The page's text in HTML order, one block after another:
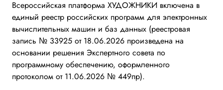
Всероссийская платформа ХУДОЖНИКИ включена в
единый реестр российских программ для электронных
вычислительных машин и баз данных (реестровая
запись № 33925 от 18.06.2026 произведена на
основании решения Экспертного совета по
программному обеспечению, оформленного
протоколом от 11.06.2026 № 449пр).